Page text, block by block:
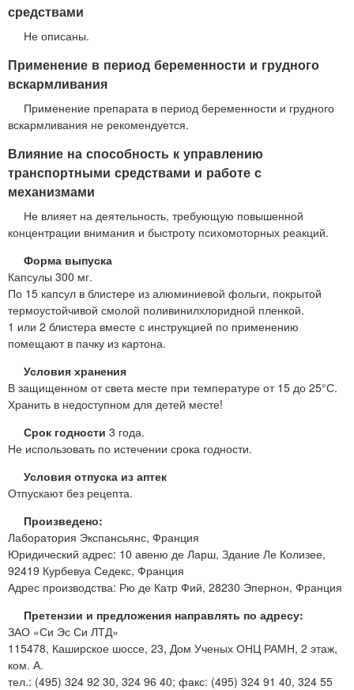
средствами
Не описаны.
Применение в период беременности и грудного
вскармливания
Применение препарата в период беременности и грудного
вскармливания не рекомендуется.
Влияние на способность к управлению
транспортными средствами и работе с
механизмами
Не влияет на деятельность, требующую повышенной
концентрации внимания и быстроту психомоторных реакций.
Форма выпуска
Капсулы 300 мг.
По 15 капсул в блистере из алюминиевой фольги, покрытой
термоустойчивой смолой поливинилхлоридной пленкой.
1 или 2 блистера вместе с инструкцией по применению
помещают в пачку из картона.
Условия хранения
В защищенном от света месте при температуре от 15 до 25°С.
Хранить в недоступном для детей месте!
Срок годности 3 года.
Не использовать по истечении срока годности.
Условия отпуска из аптек
Отпускают без рецепта.
Произведено:
Лаборатория Экспансьянс, Франция
Юридический адрес: 10 авеню де Ларш, Здание Ле Колизее,
92419 Курбевуа Седекс, Франция
Адрес производства: Рю де Катр Фий, 28230 Эпернон, Франция
Претензии и предложения направлять по адресу:
ЗАО «Си Эс Си ЛТД»
115478, Каширское шоссе, 23, Дом Ученых ОНЦ РАМН, 2 этаж,
ком. А.
тел.: (495) 324 92 30, 324 96 40; факс: (495) 324 91 40, 324 55